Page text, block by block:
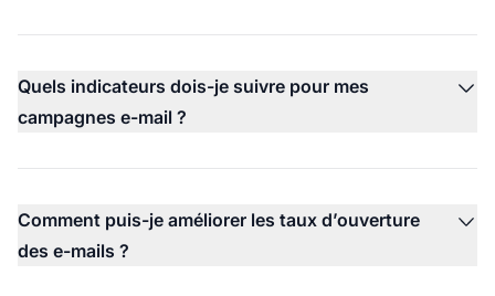
Quels indicateurs dois-je suivre pour mes
campagnes e-mail ?
Comment puis-je améliorer les taux d’ouverture
des e-mails ?